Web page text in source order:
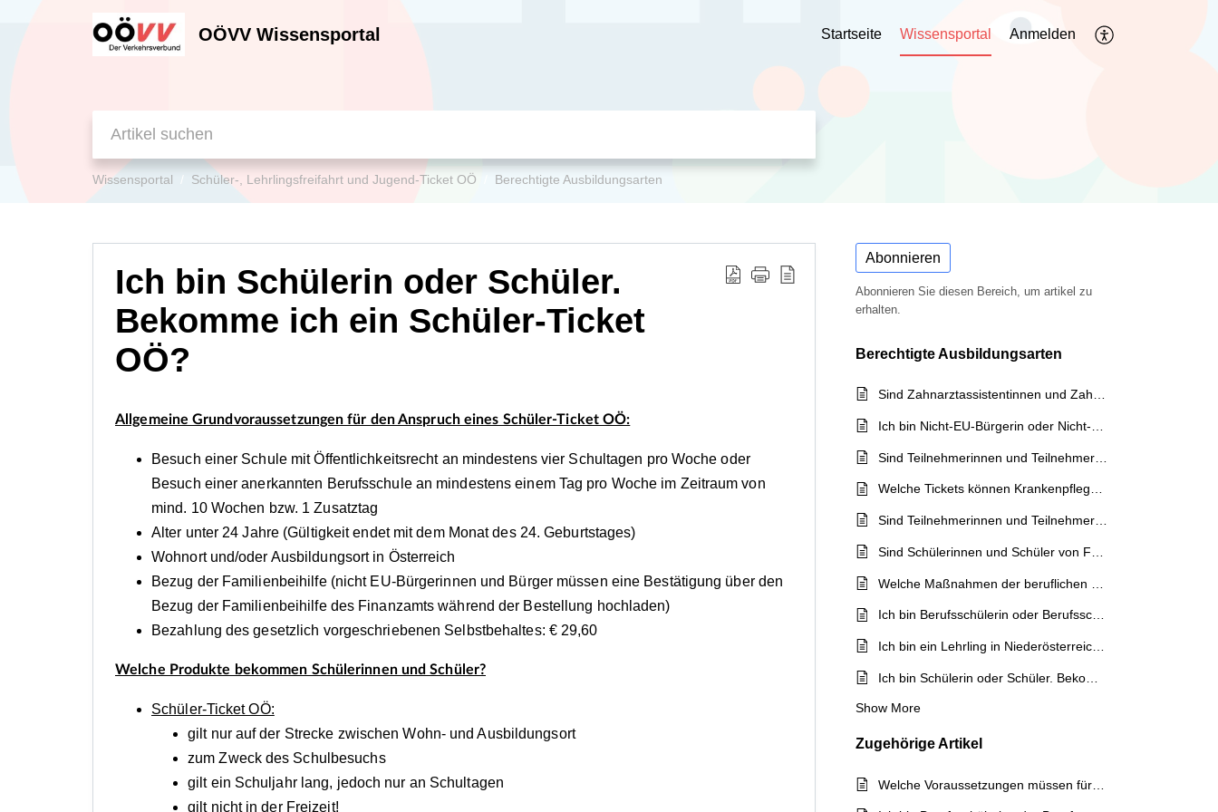
OÖVV Wissensportal Startseite Wissensportal Anmelden
Wissensportal Schüler-, Lehrlingsfreifahrt und Jugend-Ticket OÖ Berechtigte Ausbildungsarten
Ich bin Schülerin oder Schüler.
Bekomme ich ein Schüler-Ticket
OÖ?
Allgemeine Grundvoraussetzungen für den Anspruch eines Schüler-Ticket OÖ:
Besuch einer Schule mit Öffentlichkeitsrecht an mindestens vier Schultagen pro Woche oder
Besuch einer anerkannten Berufsschule an mindestens einem Tag pro Woche im Zeitraum von
mind. 10 Wochen bzw. 1 Zusatztag
Alter unter 24 Jahre (Gültigkeit endet mit dem Monat des 24. Geburtstages)
Wohnort und/oder Ausbildungsort in Österreich
Bezug der Familienbeihilfe (nicht EU-Bürgerinnen und Bürger müssen eine Bestätigung über den
Bezug der Familienbeihilfe des Finanzamts während der Bestellung hochladen)
Bezahlung des gesetzlich vorgeschriebenen Selbstbehaltes: € 29,60
Welche Produkte bekommen Schülerinnen und Schüler?
Schüler-Ticket OÖ:
gilt nur auf der Strecke zwischen Wohn- und Ausbildungsort
zum Zweck des Schulbesuchs
gilt ein Schuljahr lang, jedoch nur an Schultagen
gilt nicht in der Freizeit!
Abonnieren
Abonnieren Sie diesen Bereich, um artikel zu
erhalten.
Berechtigte Ausbildungsarten
Sind Zahnarztassistentinnen und Zahnarztassistenten in Ausbildung für das Lehrlings-Ticket OÖ oder das Jugend-Ticket OÖ zugelassen?
Welche Tickets können Krankenpflegeschülerinnen und Krankenpflegeschüler sowie Pflegeassistenz-Schülerinnen und Pflegeassistenz-Schüler beantragen?
Sind Teilnehmerinnen und Teilnehmer am freiwilligen sozialen Jahr oder am Umweltjahr für das Jugend-Ticket OÖ zugelassen?
Ich bin Berufsschülerin oder Berufsschüler. Bekomme ich ein Schüler-Ticket OÖ?
Ich bin ein Lehrling in Niederösterreich oder Steiermark. Bekomme ich ein Lehrlings-Ticket OÖ?
Show More
ZugehörigeArtikel